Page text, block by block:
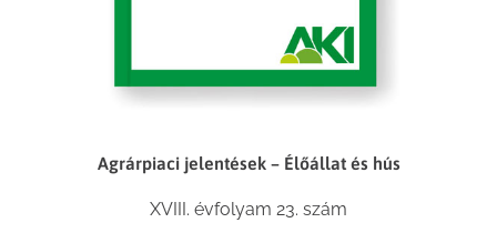
Agrárpiaci jelentések – Élőállat és hús
XVIII. évfolyam 23. szám